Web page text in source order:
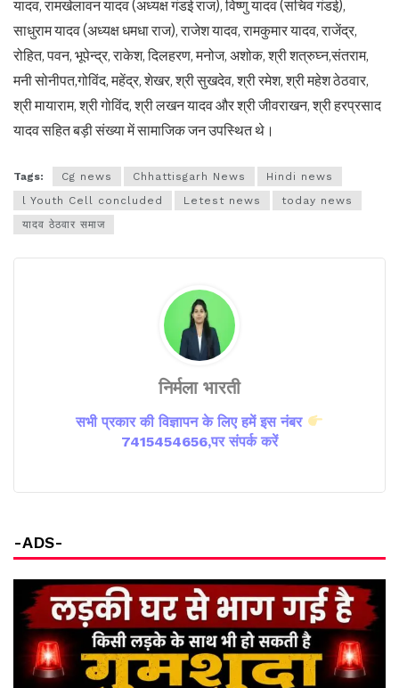
यादव, रामखेलावन यादव (अध्यक्ष गंडई राज), विष्णु यादव (सचिव गंडई),
साधुराम यादव (अध्यक्ष धमधा राज), राजेश यादव, रामकुमार यादव, राजेंद्र,
रोहित, पवन, भूपेन्द्र, राकेश, दिलहरण, मनोज, अशोक, श्री शत्रुघ्न,संतराम,
मनी सोनीपत,गोविंद, महेंद्र, शेखर, श्री सुखदेव, श्री रमेश, श्री महेश ठेठवार,
श्री मायाराम, श्री गोविंद, श्री लखन यादव और श्री जीवराखन, श्री हरप्रसाद
यादव सहित बड़ी संख्या में सामाजिक जन उपस्थित थे।
Tags: Cg news Chhattisgarh News
Hindi news
l Youth Cell concluded
Letest news
today news
यादव ठेठवार समाज
निर्मला भारती
सभी प्रकार की विज्ञापन के लिए हमें इस नंबर
7415454656,पर संपर्क करें
-ADS-